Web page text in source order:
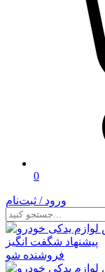
0
ورود / ثبت‌نام
پیشنهاد شگفت انگیز
فروشنده شو